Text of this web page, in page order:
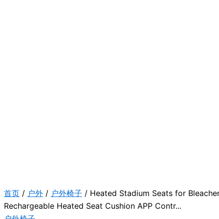
首页 / 户外 / 户外椅子 / Heated Stadium Seats for
Rechargeable Heated Seat Cushion APP Contr...